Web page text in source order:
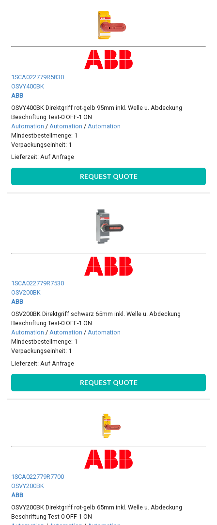
1SCA022779R5830
OSVY400BK
ABB
OSVY400BK Direktgriff rot-gelb 95mm inkl. Welle u. Abdeckung
Beschriftung Test-0 OFF-1 ON
Automation / Automation / Automation
Mindestbestellmenge: 1
Verpackungseinheit: 1
Lieferzeit:Auf Anfrage
REQUEST QUOTE
1SCA022779R7530
OSV200BK
ABB
OSV200BK Direktgriff schwarz 65mm inkl. Welle u. Abdeckung
Beschriftung Test-0 OFF-1 ON
Automation /Automation /Automation
Mindestbestellmenge: 1
Verpackungseinheit: 1
Lieferzeit: Auf Anfrage
REQUEST QUOTE
1SCA022779R7700
OSVY200BK
ABB
OSVY200BK Direktgriff rot-gelb 65mm inkl. Welle u. Abdeckung
Beschriftung Test-0 OFF-1 ON